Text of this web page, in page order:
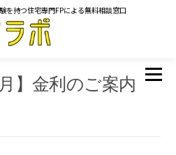
を持つ住宅専門FPによる無料相談窓口
メニュー
イベント・セミナー
ルスペース
】金利のご案内